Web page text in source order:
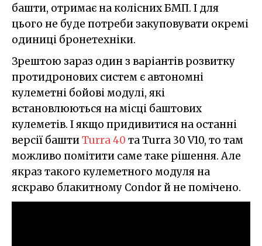
башти, отримає на колісних БМП. І для
цього не буде потреби закуповувати окремі
одиниці бронетехніки.
Зрештою зараз один з варіантів розвитку
протидронових систем є автономні
кулеметні бойові модулі, які
встановлюються на місці баштових
кулеметів. І якщо придивитися на останні
версії баштиTurra 40 та Turra 30 V10, то там
можливо помітити саме таке рішення. Але
якраз такого кулеметного модуля на
яскраво блакитному Condor й не помічено.